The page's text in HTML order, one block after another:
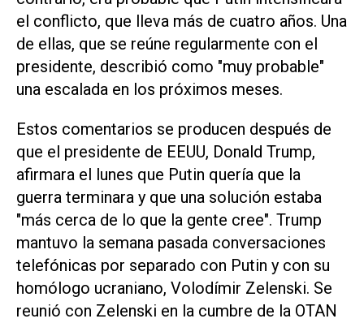
el conflicto, que lleva más de cuatro años. Una
de ellas, que se reúne regularmente con el
presidente, describió como "muy probable"
una escalada en los próximos meses.
Estos comentarios se producen después de
que el presidente de EEUU, Donald Trump,
afirmara el lunes que Putin quería que la
guerra terminara y que una solución estaba
"más cerca de lo que la gente cree". Trump
mantuvo la semana pasada conversaciones
telefónicas por separado con Putin y con su
homólogo ucraniano, Volodímir Zelenski. Se
reunió con Zelenski en la cumbre de la OTAN